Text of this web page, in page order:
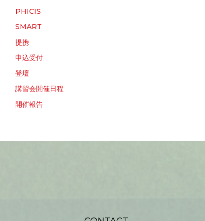
PHICIS
SMART
提携
申込受付
登壇
講習会開催日程
開催報告